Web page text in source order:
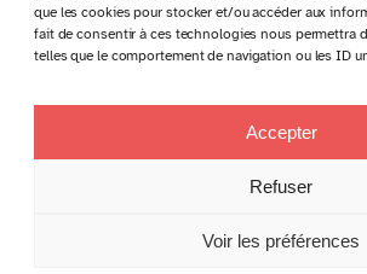
que les cookies pour stocker et/ou accéder aux
fait de consentir à ces technologies nous permettra
telles que le comportement de navigation ou les ID
Accepter
Refuser
Voir les préférences
Anciens numéros
Politique de confidentialité
Conditions générales de vente